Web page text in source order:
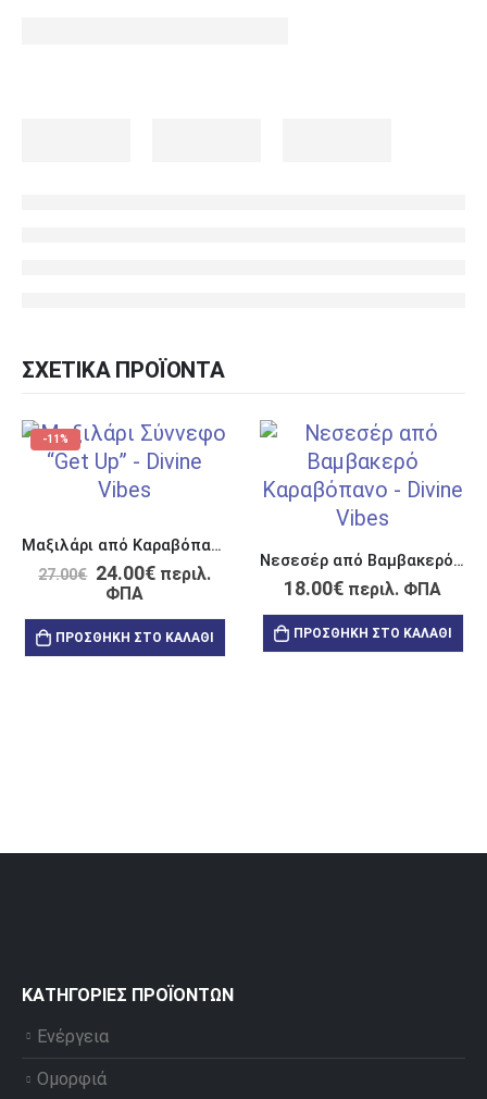
ΣΧΕΤΙΚΆ ΠΡΟΪΌΝΤΑ
-11%
Μαξιλάρι από Καραβόπανο Σύννεφο “Get Up and Enjoy this Life”
27.00€ 24.00€ περιλ.
ΦΠΑ
ΠΡΟΣΘΉΚΗ ΣΤΟ ΚΑΛΆΘΙ
Νεσεσέρ από Βαμβακερό Καραβόπανο “Making Ways for Miracles”
18.00€ περιλ. ΦΠΑ
ΠΡΟΣΘΉΚΗ ΣΤΟ ΚΑΛΆΘΙ
ΚΑΤΗΓΟΡΊΕΣ ΠΡΟΪΌΝΤΩΝ
Ενέργεια
Ομορφιά